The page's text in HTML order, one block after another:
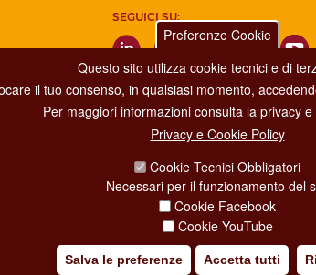
SEGUICI SU:
Dipartimento Grandi Eventi, Sport,
Via di San Basilio, 51
00187 Roma
CREDITS
Preferenze Cookie
Questo sito utilizza cookie tecnici e di
il tuo consenso, in qualsiasi momento,
Per maggiori informazioni consulta la privacy e
Privacy e Cookie Policy
Cookie Tecnici Obbligatori
Necessari per il funzionamento del
Cookie Facebook
Cookie YouTube
Salva le preferenze Accetta tutti